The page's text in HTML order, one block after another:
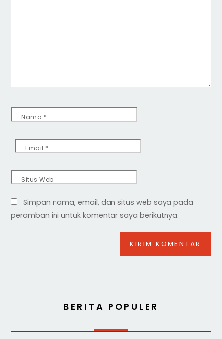
Nama *
Email *
Situs Web
Simpan nama, email, dan situs web saya pada
peramban ini untuk komentar saya berikutnya.
BERITA POPULER